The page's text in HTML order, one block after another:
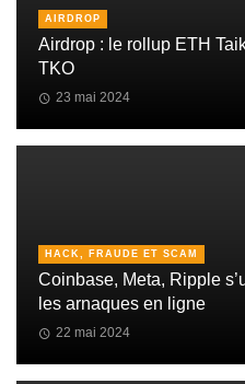
AIRDROP
Airdrop : le rollup ETH
TKO
23 mai 2024
HACK, FRAUDE ET SCAM
Coinbase, Meta, Ripple
les arnaques en ligne
22 mai 2024